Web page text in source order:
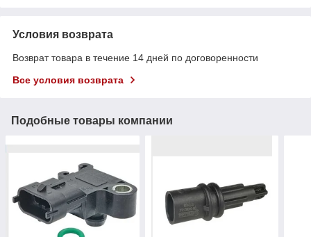
Условия возврата
Возврат товара в течение 14 дней по договоренности
Все условия возврата
Подобные товары компании